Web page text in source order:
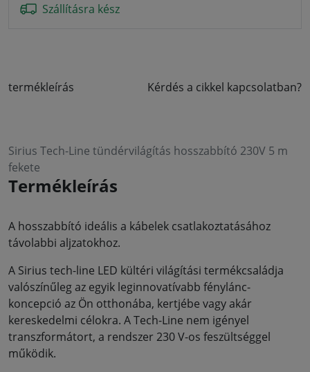
Szállításra kész
termékleírás Kérdés a cikkel kapcsolatban?
Sirius Tech-Line tündérvilágítás hosszabbító 230V 5 m
fekete
Termékleírás
A hosszabbító ideális a kábelek csatlakoztatásához
távolabbi aljzatokhoz.
A Sirius tech-line LED kültéri világítási termékcsaládja
valószínűleg az egyik leginnovatívabb fénylánc-
koncepció az Ön otthonába, kertjébe vagy akár
kereskedelmi célokra. A Tech-Line nem igényel
transzformátort, a rendszer 230 V-os feszültséggel
működik.